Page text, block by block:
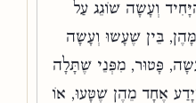
וְעָשָׂה שׁוֹגֵג עַל
בֵּין שֶׁעָשׂוּ וְעָשָׂה
פָּטוּר, מִפְּנֵי שֶׁתָּלָה
אֶחָד מֵהֶן שֶׁטָּעוּ, אוֹ